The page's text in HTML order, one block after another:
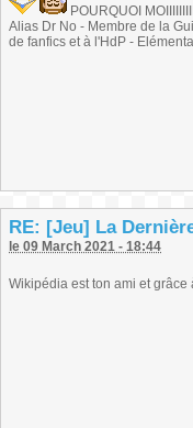
POURQUOI
Alias Dr No - Membre de la
de fanfics et à l'HdP -
RE: [Jeu] La
le 09 March 2021 - 18:44
Wikipédia est ton ami et